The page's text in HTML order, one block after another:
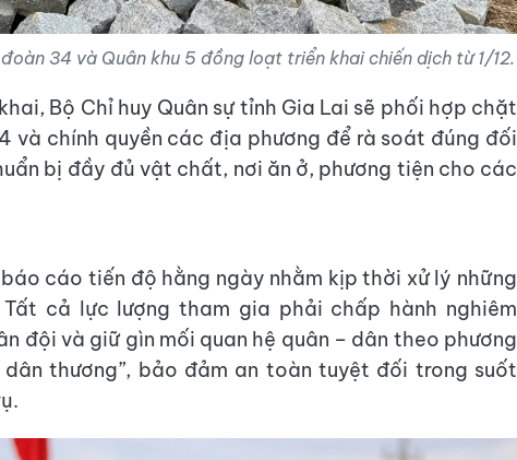
34 và Quân khu 5 đồng loạt triển khai chiến dịch từ 1/12.
Bộ Chỉ huy Quân sự tỉnh Gia Lai sẽ phối hợp chặt
và chính quyền các địa phương để rà soát đúng đối
bị đầy đủ vật chất, nơi ăn ở, phương tiện cho các
cáo tiến độ hằng ngày nhằm kịp thời xử lý những
cả lực lượng tham gia phải chấp hành nghiêm
đội và giữ gìn mối quan hệ quân – dân theo phương
dân thương”, bảo đảm an toàn tuyệt đối trong suốt